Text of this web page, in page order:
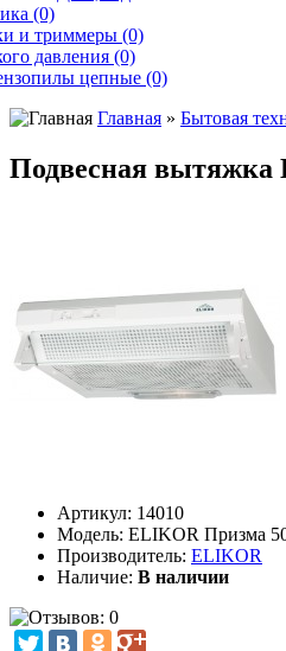
(0)
и триммеры (0)
давления (0)
цепные (0)
Главная » Бытовая
Подвесная
Артикул: 14010
Модель: ELIKOR Призма
Производитель: ELIKOR
Наличие: В наличии